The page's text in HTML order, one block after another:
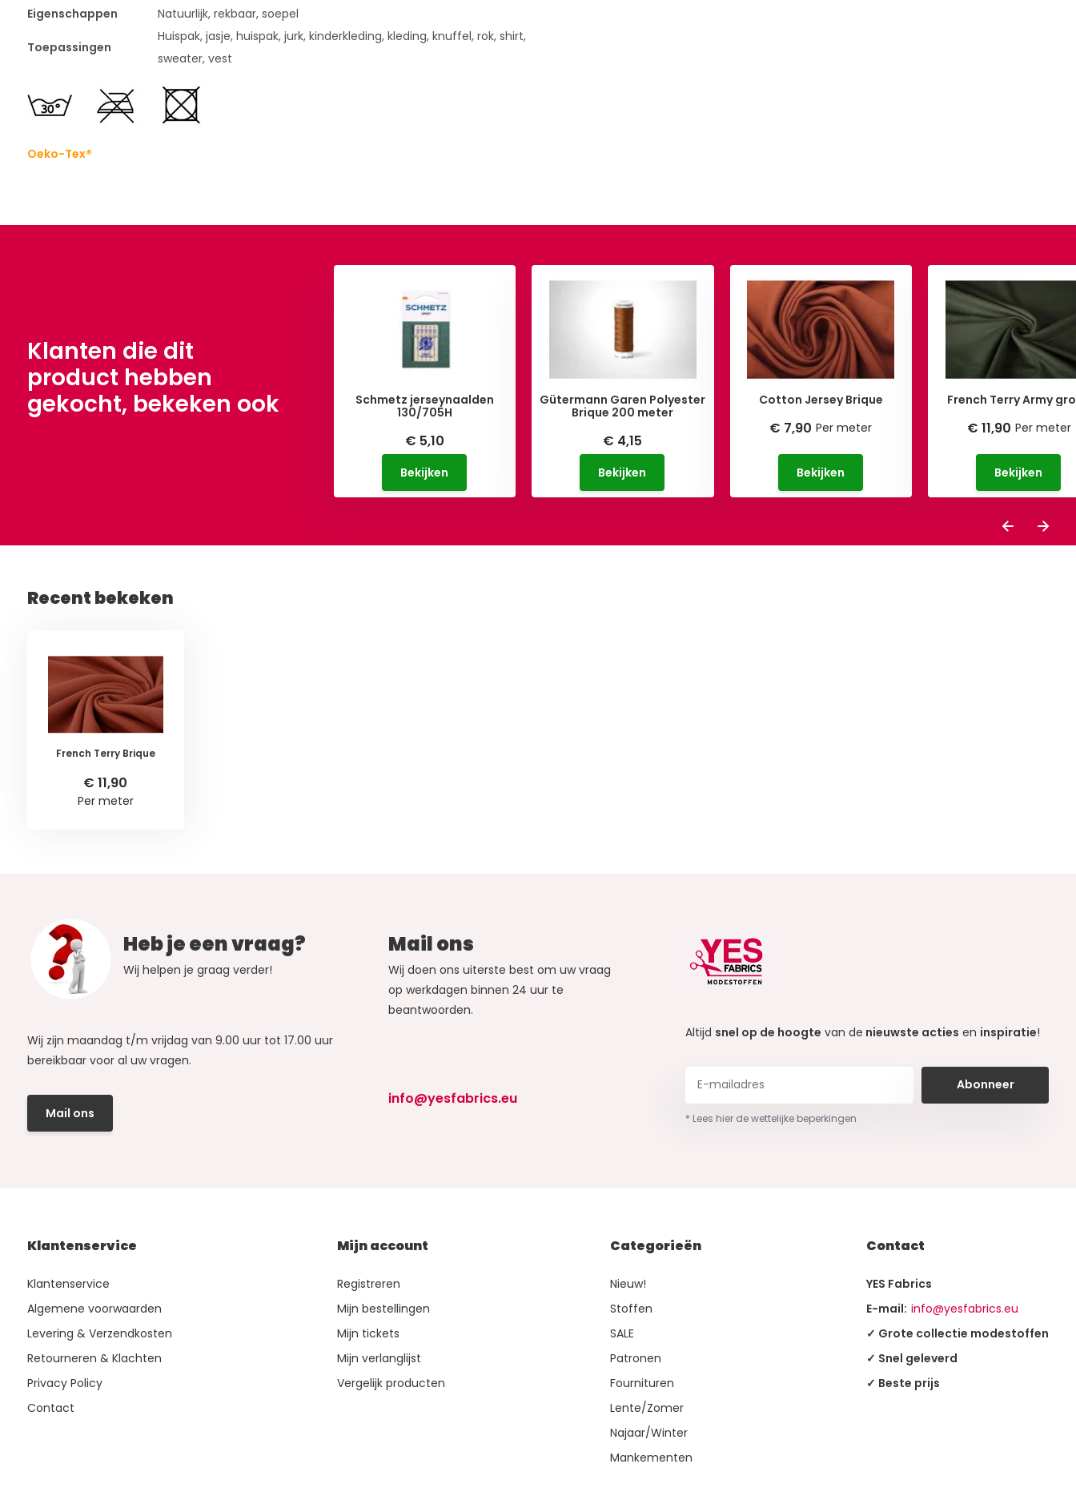
Eigenschappen
Natuurlijk, rekbaar, soepel
Toepassingen
Huispak, jasje, huispak, jurk, kinderkleding, kleding, knuffel, rok, shirt,
sweater, vest
Oeko-Tex®
Klanten die dit
product hebben
gekocht, bekeken ook
Schmetz jerseynaalden
130/705H
€ 5,10
Bekijken
Gütermann Garen Polyester
Brique 200 meter
€ 4,15
Bekijken
Cotton Jersey Brique
€ 7,90 Per meter
Bekijken
French Terry Army
€ 11,90 Per meter
Bekijken
Recent bekeken
French Terry Brique
€ 11,90
Per meter
Heb je een vraag?
Wij helpen je graag verder!
Wij zijn maandag t/m vrijdag van 9.00 uur tot 17.00 uur
bereikbaar voor al uw vragen.
Mail ons
Mail ons
Wij doen ons uiterste best om uw vraag
op werkdagen binnen 24 uur te
beantwoorden.
info@yesfabrics.eu
Altijd snel op de hoogte van de nieuwste acties en inspiratie!
Abonneer
* Lees hier de wettelijke beperkingen
Klantenservice
Klantenservice
Algemene voorwaarden
Levering & Verzendkosten
Retourneren & Klachten
Privacy Policy
Contact
Mijn account
Registreren
Mijn bestellingen
Mijn tickets
Mijn verlanglijst
Vergelijk producten
Categorieën
Nieuw!
Stoffen
SALE
Patronen
Fournituren
Lente/Zomer
Najaar/Winter
Mankementen
Contact
YES Fabrics
E-mail: info@yesfabrics.eu
✓ Grote collectie modestoffen
✓ Snel geleverd
✓ Beste prijs